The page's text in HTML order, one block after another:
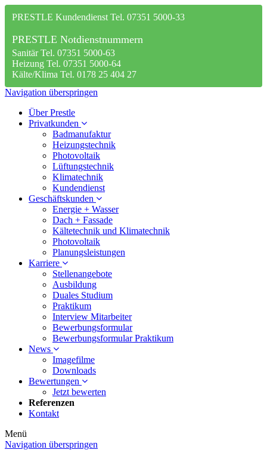
PRESTLE Kundendienst Tel. 07351 5000-33
PRESTLE Notdienstnummern
Sanitär Tel. 07351 5000-63
Heizung Tel. 07351 5000-64
Kälte/Klima Tel. 0178 25 404 27
Navigation überspringen
Über Prestle
Privatkunden
Badmanufaktur
Heizungstechnik
Photovoltaik
Lüftungstechnik
Klimatechnik
Kundendienst
Geschäftskunden
Energie + Wasser
Dach + Fassade
Kältetechnik und Klimatechnik
Photovoltaik
Planungsleistungen
Karriere
Stellenangebote
Ausbildung
Duales Studium
Praktikum
Interview Mitarbeiter
Bewerbungsformular
Bewerbungsformular Praktikum
News
Imagefilme
Downloads
Bewertungen
Jetzt bewerten
Referenzen
Kontakt
Menü
Navigation überspringen